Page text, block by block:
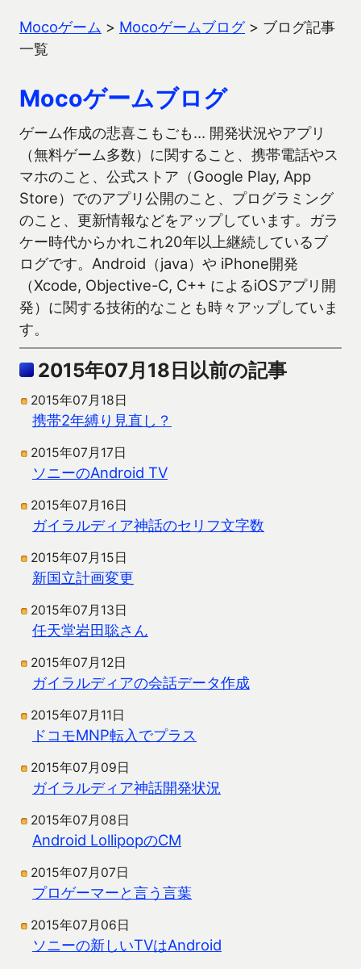
Mocoゲーム > Mocoゲームブログ> ブログ記事
一覧
Mocoゲームブログ
ゲーム作成の悲喜こもごも… 開発状況やアプリ
（無料ゲーム多数）に関すること、携帯電話やス
マホのこと、公式ストア（Google Play, App
Store）でのアプリ公開のこと、プログラミング
のこと、更新情報などをアップしています。ガラ
ケー時代からかれこれ20年以上継続しているブ
ログです。Android（java）や iPhone開発
（Xcode, Objective-C, C++ によるiOSアプリ開
発）に関する技術的なことも時々アップしていま
す。
2015年07月18日以前の記事
2015年07月18日
携帯2年縛り見直し？
2015年07月17日
ソニーのAndroid TV
2015年07月16日
ガイラルディア神話のセリフ文字数
2015年07月15日
新国立計画変更
2015年07月13日
任天堂岩田聡さん
2015年07月12日
ガイラルディアの会話データ作成
2015年07月11日
ドコモMNP転入でプラス
2015年07月09日
ガイラルディア神話開発状況
2015年07月08日
Android LollipopのCM
2015年07月07日
プロゲーマーと言う言葉
2015年07月06日
ソニーの新しいTVはAndroid